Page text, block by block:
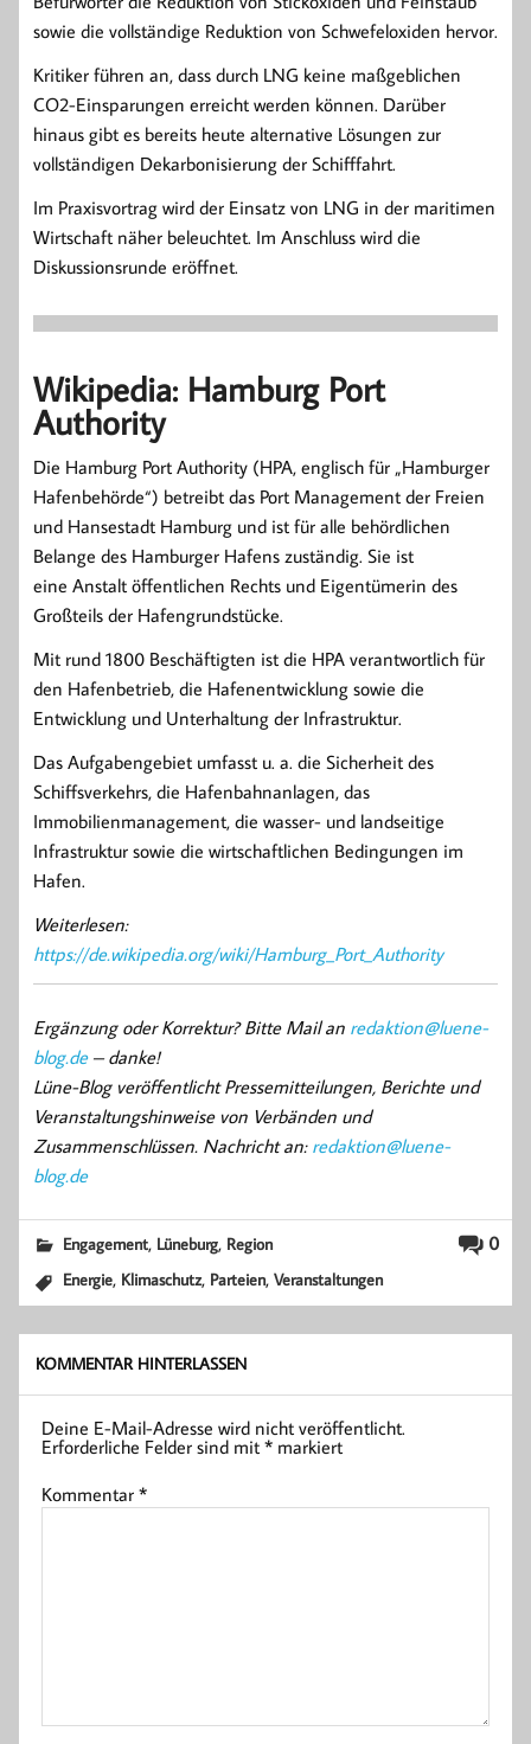
sowie die vollständige Reduktion von Schwefeloxiden hervor.
Kritiker führen an, dass durch LNG keine maßgeblichen
CO2-Einsparungen erreicht werden können. Darüber
hinaus gibt es bereits heute alternative Lösungen zur
vollständigen Dekarbonisierung der Schifffahrt.
Im Praxisvortrag wird der Einsatz von LNG in der maritimen
Wirtschaft näher beleuchtet. Im Anschluss wird die
Diskussionsrunde eröffnet.
Wikipedia: Hamburg Port
Authority
Die Hamburg Port Authority (HPA, englisch für „Hamburger
Hafenbehörde“) betreibt das Port Management der Freien
und Hansestadt Hamburg und ist für alle behördlichen
Belange des Hamburger Hafens zuständig. Sie ist
eine Anstalt öffentlichen Rechts und Eigentümerin des
Großteils der Hafengrundstücke.
Mit rund 1800 Beschäftigten ist die HPA verantwortlich für
den Hafenbetrieb, die Hafenentwicklung sowie die
Entwicklung und Unterhaltung der Infrastruktur.
Das Aufgabengebiet umfasst u. a. die Sicherheit des
Schiffsverkehrs, die Hafenbahnanlagen, das
Immobilienmanagement, die wasser- und landseitige
Infrastruktur sowie die wirtschaftlichen Bedingungen im
Hafen.
Weiterlesen:
https://de.wikipedia.org/wiki/Hamburg_Port_Authority
Ergänzung oder Korrektur? Bitte Mail an redaktion@luene-
blog.de– danke!
Lüne-Blog veröffentlicht Pressemitteilungen, Berichte und
Veranstaltungshinweise von Verbänden und
Zusammenschlüssen. Nachricht an: redaktion@luene-
blog.de
0
Engagement, Lüneburg, Region
Energie, Klimaschutz, Parteien,Veranstaltungen
KOMMENTAR HINTERLASSEN
Deine E-Mail-Adresse wird nicht veröffentlicht.
Erforderliche Felder sind mit* markiert
Kommentar*